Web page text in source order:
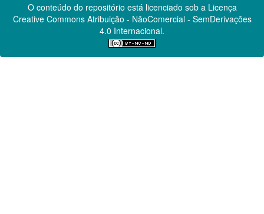
O conteúdo do repositório está licenciado sob a Licença
Creative CommonsAtribuição - NãoComercial - SemDerivações
4.0 Internacional.